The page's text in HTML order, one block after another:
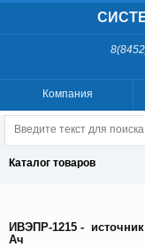
Компания
Каталог товаров
ИВЭПР-1215 -
Ач